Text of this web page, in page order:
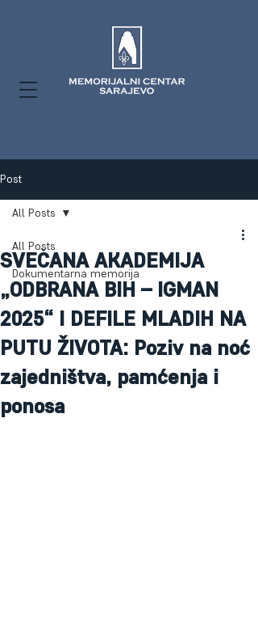
Post
All Posts
Dokumentarna memorija
All Posts
SVEČANA AKADEMIJA
„ODBRANA BIH – IGMAN
2025“ I DEFILE MLADIH NA
PUTU ŽIVOTA: Poziv na noć
zajedništva, pamćenja i
ponosa